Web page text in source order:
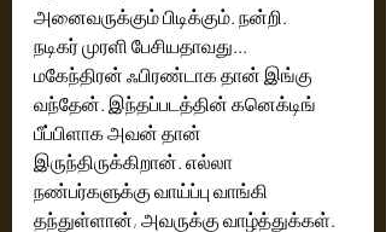
அனைவருக்கும் பிடிக்கும். நன்றி.
நடிகர் முரளி பேசியதாவது...
மகேந்திரன் ஃபிரண்டாக தான் இங்கு
வந்தேன். இந்தப்படத்தின் கனெக்டிங்
பீப்பிளாக அவன் தான்
இருந்திருக்கிறான். எல்லா
நண்பர்களுக்கு வாய்ப்பு வாங்கி
தந்துள்ளான், அவருக்கு வாழ்த்துக்கள்.